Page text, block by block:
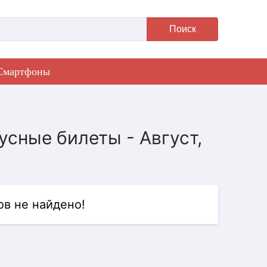
Поиск
билеты - Август,
не найдено!